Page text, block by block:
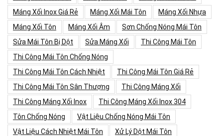
Máng Xối Inox Giá Rẻ
Máng Xối Mái Tôn
Máng Xối Nhựa
Máng Xối Tôn
Máng Xối Âm
Sơn Chống Nóng Mái Tôn
Sửa Mái Tôn Bị Dột
Sửa Máng Xối
Thi Công Mái Tôn
Thi Công Mái Tôn Chống Nóng
Thi Công Mái Tôn Cách Nhiệt
Thi Công Mái Tôn Giá Rẻ
Thi Công Mái Tôn Sân Thượng
Thi Công Máng Xối
Thi Công Máng Xối Inox
Thi Công Máng Xối Inox 304
Tôn Chống Nóng
Vật Liệu Chống Nóng Mái Tôn
Vật Liệu Cách Nhiệt Mái Tôn
Xử Lý Dột Mái Tôn